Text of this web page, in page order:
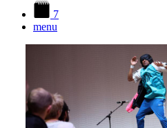
7
menu